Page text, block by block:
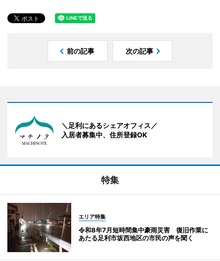
前の記事 次の記事
＼足利にあるシェアオフィス／
入居者募集中、住所登録OK
特集
エリア特集
令和8年7月短時間集中豪雨災害 復旧作業に
あたる足利市坂西地区の市民の声を聞く